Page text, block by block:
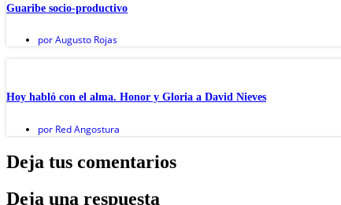
Guaribe socio-productivo
porAugusto Rojas
Hoy habló con el alma. Honor y Gloria a David Nieves
por Red Angostura
Deja tus comentarios
Deja una respuesta